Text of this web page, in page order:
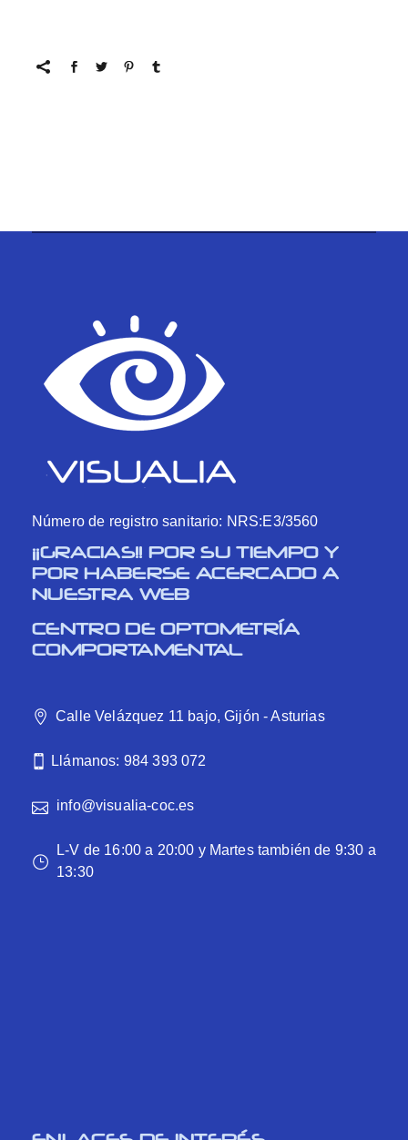
Número de registro sanitario: NRS:E3/3560
¡¡GRACIAS!! POR SU TIEMPO Y
POR HABERSE ACERCADO A
NUESTRA WEB
CENTRO DE OPTOMETRÍA
COMPORTAMENTAL
Calle Velázquez 11 bajo, Gijón - Asturias
Llámanos: 984 393 072
info@visualia-coc.es
L-V de 16:00 a 20:00 y Martes también de 9:30 a
13:30